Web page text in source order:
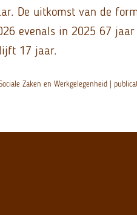
De uitkomst van de
evenals in 2025 67
17 jaar.
Zaken en Werkgelegenheid |